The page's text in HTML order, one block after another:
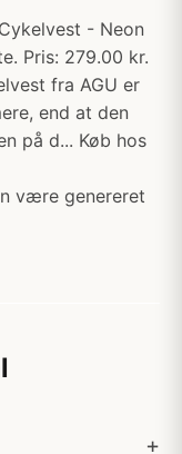
- Neon
Pris: 279.00 kr.
fra AGU er
end at den
på d... Køb hos
være genereret